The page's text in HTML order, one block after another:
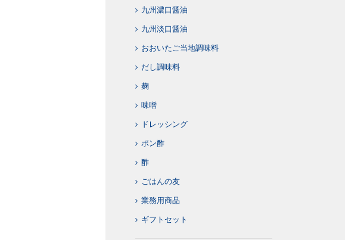
九州濃口醤油
九州淡口醤油
おおいたご当地調味料
だし調味料
麹
味噌
ドレッシング
ポン酢
酢
ごはんの友
業務用商品
ギフトセット